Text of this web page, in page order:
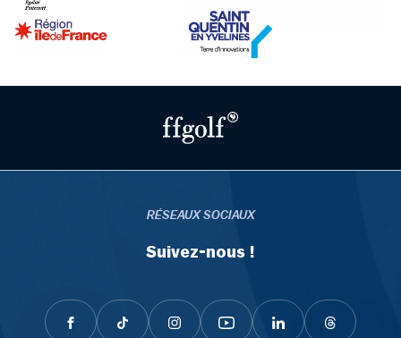
RÉSEAUX SOCIAUX
Suivez-nous !